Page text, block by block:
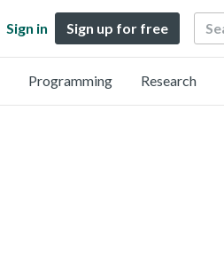
Sign in Sign up for free Search
Programming Research